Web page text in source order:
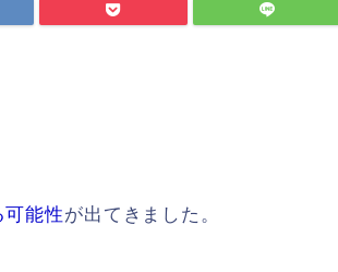
能性が出てきました。